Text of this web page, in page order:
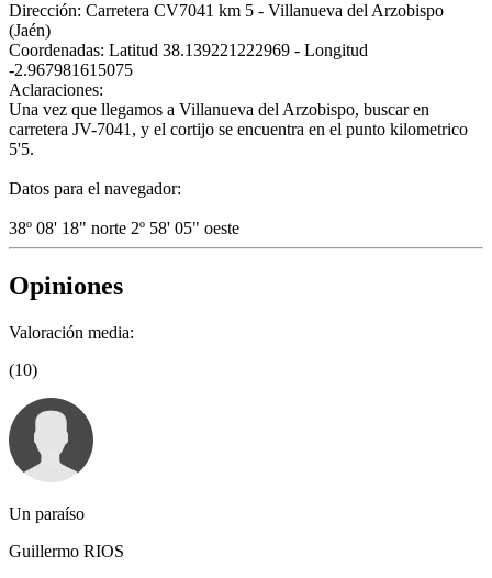
Dirección: Carretera CV7041 km 5 - Villanueva del Arzobispo
(Jaén)
Coordenadas: Latitud 38.139221222969 - Longitud
-2.967981615075
Aclaraciones:
Una vez que llegamos a Villanueva del Arzobispo, buscar en
carretera JV-7041, y el cortijo se encuentra en el punto kilometrico
5'5.
Datos para el navegador:
38º 08' 18" norte 2º 58' 05" oeste
Opiniones
Valoración media:
(10)
Un paraíso
Guillermo RIOS